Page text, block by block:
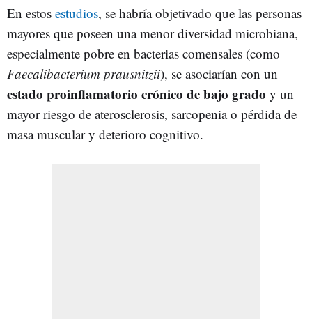
En estos estudios, se habría objetivado que las personas
mayores que poseen una menor diversidad microbiana,
especialmente pobre en bacterias comensales (como
Faecalibacterium prausnitzii), se asociarían con un
estado proinflamatorio crónico de bajo grado y un
mayor riesgo de aterosclerosis, sarcopenia o pérdida de
masa muscular y deterioro cognitivo.